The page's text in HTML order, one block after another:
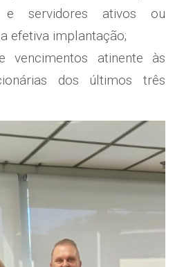
e servidores ativos ou
efetiva implantação;
vencimentos atinente às
dos últimos três